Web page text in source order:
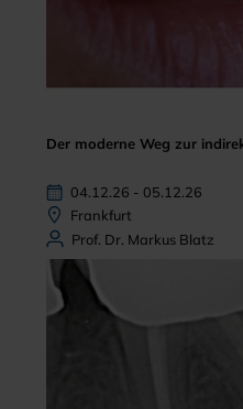
Der moderne Weg zur
04.12.26 - 05.12.26
Frankfurt
Prof. Dr. Markus Blatz